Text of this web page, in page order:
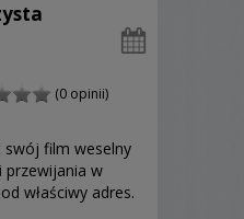
(0 opinii)
swój film weselny
przewijania w
właściwy adres.